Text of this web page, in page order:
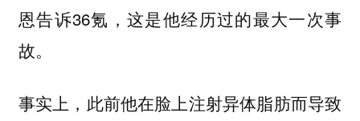
恩告诉36氪，这是他经历过的最大一次事
故。
事实上，此前他在脸上注射异体脂肪而导致